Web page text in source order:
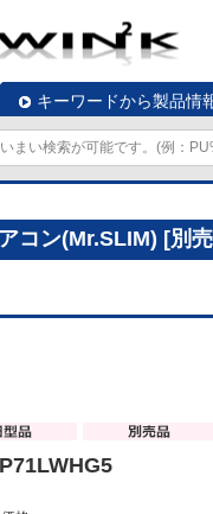
キーワードから製品情
コン(Mr.SLIM) [別